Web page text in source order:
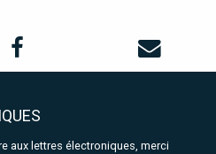
aux lettres électroniques, merci